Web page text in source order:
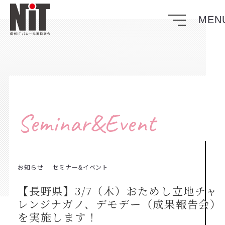
Seminar&Event
お知らせ セミナー&イベント
【長野県】3/7（木）おためし立地チャ
レンジナガノ、デモデー（成果報告会）
を実施します！